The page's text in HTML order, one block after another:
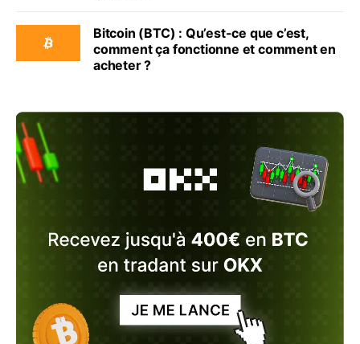
Bitcoin (BTC) : Qu’est-ce que c’est,
comment ça fonctionne et comment en
acheter ?